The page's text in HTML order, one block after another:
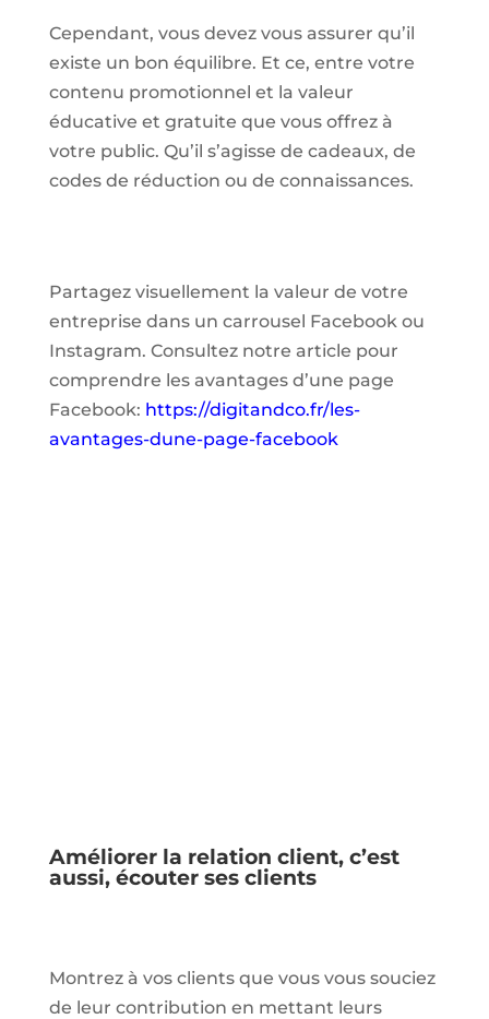
Cependant, vous devez vous assurer qu’il
existe un bon équilibre. Et ce, entre votre
contenu promotionnel et la valeur
éducative et gratuite que vous offrez à
votre public. Qu’il s’agisse de cadeaux, de
codes de réduction ou de connaissances.
Partagez visuellement la valeur de votre
entreprise dans un carrousel Facebook ou
Instagram. Consultez notre article pour
comprendre les avantages d’une page
Facebook: https://digitandco.fr/les-
avantages-dune-page-facebook
Améliorer la relation client, c’est
aussi, écouter ses clients
Montrez à vos clients que vous vous souciez
de leur contribution en mettant leurs